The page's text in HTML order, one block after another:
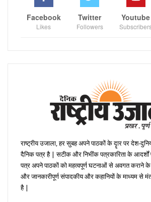
Facebook
Likes
Twitter
Followers
Youtube
राष्ट्रीय उजाला, हर सुबह अपने पाठकों के दॄार पर देश-
दैनिक पत्र है | सटीक और निभींक पत्रकारिता के आदर्शों
पत्र अपने पाठकों को महत्वपूर्ण घटनाओं से अवगत कराने
और जानकारीपूर्ण संपादकीय और कहानियों के माध्यम से
है |